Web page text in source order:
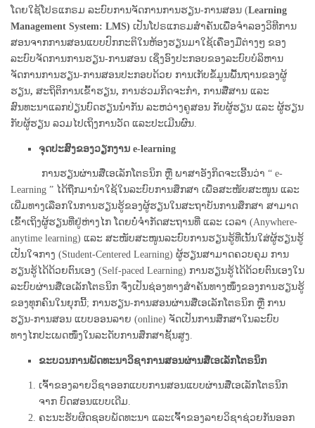
ໂດຍໃຊ້ໂປຣແກຣມ ລະບົບການຈັດການການຮຽນ-ການສອນ (Learning
Management System: LMS) ເປັນໂປຣແກຣມສໍາຄັນເພື່ອຈໍາລອງວິທີການ
ສອນຈາກການສອນແບບປົກກະຕິໃນຫ້ອງຮຽນມາໃຊ້ເຄື່ອງມືຕ່າງໆ ຂອງ
ລະບົບຈັດການການຮຽນ-ການສອນ ເຊິ່ງອົງປະກອບຂອງລະບົບບໍລິຫານ
ຈັດການການຮຽນ-ການສອນປະກອບດ້ວຍ ການເກັບຂໍ້ມູນພື້ນຖານຂອງຜູ້
ຮຽນ, ສະຖິຕິການເຂົ້າຮຽນ, ການຮ່ວມກິດຈະກຳ, ການສື່ສານ ແລະ
ສົນທະນາແລກປ່ຽນບົດຮຽນນໍາກັນ ລະຫວ່າງຄູສອນ ກັບຜູ້ຮຽນ ແລະ ຜູ້ຮຽນ
ກັບຜູ້ຮຽນ ລວມໄປເຖິງການວັດ ແລະປະເມີນຜົນ.
ຈຸດປະສົງຂອງວຽກງານ e-learning
ການຮຽນຜ່ານສື່ເອເລັກໂຕຣນິກ ຫຼື ພາສາອັງກິດຈະເອີ້ນວ່າ “ e-
Learning ” ໄດ້ຖືກມານຳໃຊ້ໃນລະບົບການສຶກສາ ເພື່ອສະໜັບສະໜູນ ແລະ
ເພີ່ມທາງເລືອກໃນການຮຽນຮູ້ຂອງຜູ້ຮຽນໃນສະຖາບັນການສຶກສາ ສາມາດ
ເຂົ້າເຖິງຜູ້ຮຽນທີ່ຢູ່ຫ່າງໄກ ໂດຍບໍ່ຈຳກັດສະຖານທີ່ ແລະ ເວລາ (Anywhere-
anytime learning) ແລະ ສະໜັບສະໜູນລະບົບການຮຽນຮູ້ທີ່ເນັ້ນໃສ່ຜູ້ຮຽນຮູ້
ເປັນໃຈກາງ (Student-Centered Learning) ຜູ້ຮຽນສາມາດຄວບຄຸມ ການ
ຮຽນຮູ້ໄດ້ດ້ວຍຕົນເອງ (Self-paced Learning) ການຮຽນຮູ້ໄດ້ດ້ວຍຕົນເອງໃນ
ລະບົບຜ່ານສື່ເອເລັກໂຕຣນິກ ຈຶ່ງເປັນຊ່ອງທາງສຳຄັນທາງໜຶ່ງຂອງການຮຽນຮູ້
ຂອງທຸກຄົນໃນຍຸກນີ້; ການຮຽນ-ການສອນຜ່ານສື່ເອເລັກໂຕຣນິກ ຫຼື ການ
ຮຽນ-ການສອນ ແບບອອນລາຍ (online) ຈັດເປັນການສຶກສາໃນລະບົບ
ທາງໄກປະເພດໜຶ່ງໃນລະດັບການສຶກສາຊັ້ນສູງ.
ຂະບວນການພັດທະນາວິຊາການສອນຜ່ານສື່ເອເລັກໂຕຣນິກ
ເຈົ້າຂອງລາຍວິຊາອອກແບບການສອນແບບຜ່ານສື່ເອເລັກໂຕຣນິກ
ຈາກ ບົດສອນແບບເດີມ.
ຄະນະຮັບຜິດຊອບພັດທະນາ ແລະເຈົ້າຂອງລາຍວິຊາຊ່ວຍກັນອອກ